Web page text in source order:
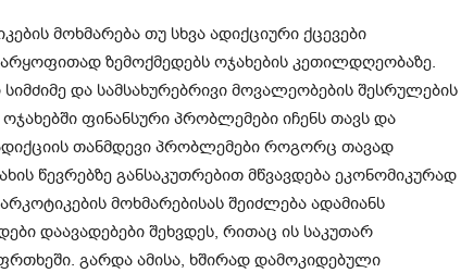
მოხმარება თუ სხვა ადიქციური ქცევები
ზემოქმედებს ოჯახების კეთილდღეობაზე.
და სამსახურებრივი მოვალეობების შესრულების
ფინანსური პრობლემები ​​იჩენს თავს და
თანმდევი პრობლემები როგორც თავად
წევრებზე განსაკუთრებით მწვავდება ეკონომიკურად
მოხმარებისას შეიძლება ადამიანს
დაავადებები შეხვდეს, რითაც ის საკუთარ
გარდა ამისა, ხშირად დამოკიდებული